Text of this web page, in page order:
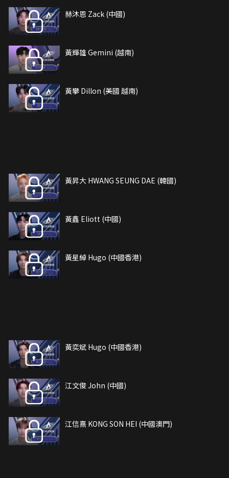
赫沐恩 Zack (中國)
黃輝雄 Gemini (越南)
黃攀 Dillon (美國 越南)
黃昇大 HWANG SEUNG DAE (韓國)
黃鑫 Eliott (中國)
黃星綽 Hugo (中國香港)
黃奕斌 Hugo (中國香港)
江文俊 John (中國)
江信熹 KONG SON HEI (中國澳門)